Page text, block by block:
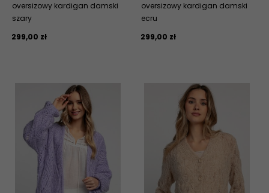
oversizowy kardigan damski
szary
299,00 zł
oversizowy kardigan damski
ecru
299,00 zł